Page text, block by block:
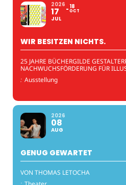
2026
17
JUL
18
OCT
WIR BESITZEN NICHTS.
25 JAHRE BÜCHERGILDE
NACHWUCHSFÖRDERUNG FÜR
: Ausstellung
2026
08
AUG
GENUG GEWARTET
VON THOMAS LETOCHA